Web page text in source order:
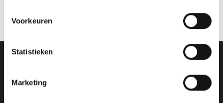
Voorkeuren
Statistieken
Marketing
Van Zanden Sportprijzen